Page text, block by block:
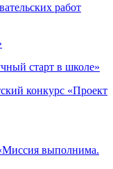
работ
старт в школе»
конкурс «Проект
выполнима.